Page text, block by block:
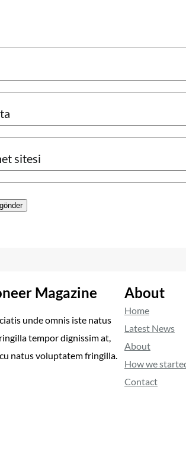
sitesi
Magazine
unde omnis iste natus
tempor dignissim at,
natus voluptatem fringilla.
About
Home
Latest News
About
How we
Contact